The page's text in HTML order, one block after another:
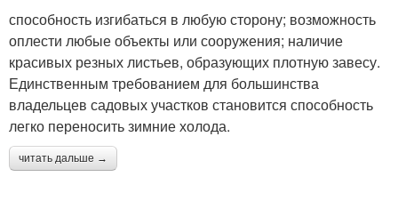
способность изгибаться в любую сторону; возможность
оплести любые объекты или сооружения; наличие
красивых резных листьев, образующих плотную завесу.
Единственным требованием для большинства
владельцев садовых участков становится способность
легко переносить зимние холода.
читать дальше →